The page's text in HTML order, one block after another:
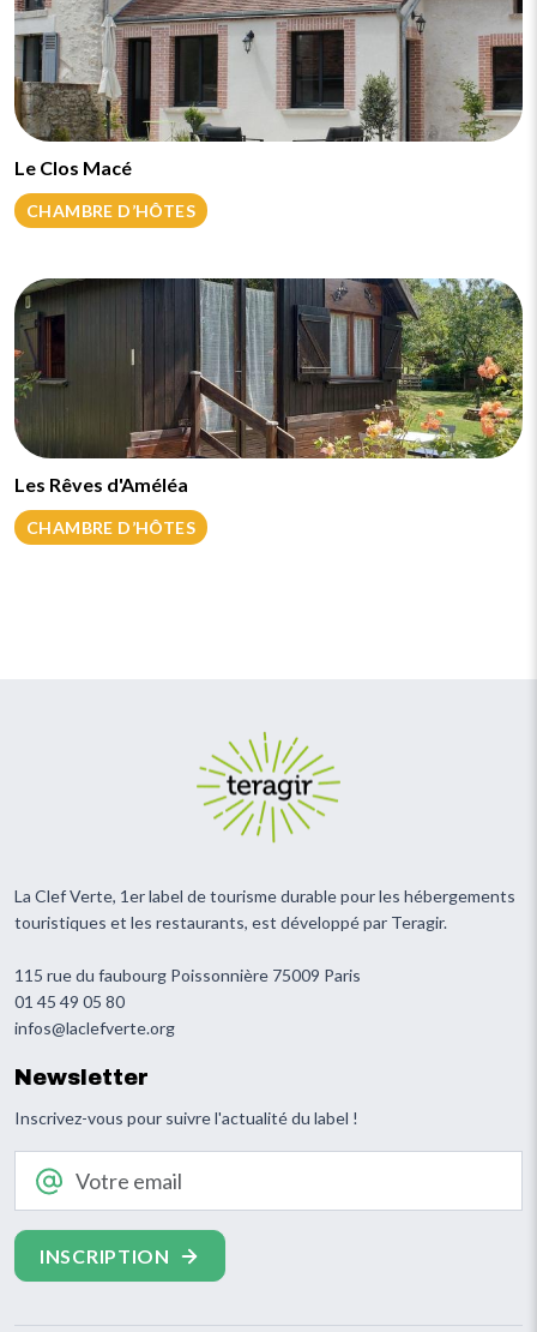
Le Clos Macé
CHAMBRE D’HÔTES
Les Rêves d'Améléa
CHAMBRE D’HÔTES
La Clef Verte, 1er label de tourisme durable pour les hébergements
touristiques et les restaurants, est développé par Teragir.
115 rue du faubourg Poissonnière 75009 Paris
01 45 49 05 80
infos@laclefverte.org
Newsletter
Inscrivez-vous pour suivre l'actualité du label !